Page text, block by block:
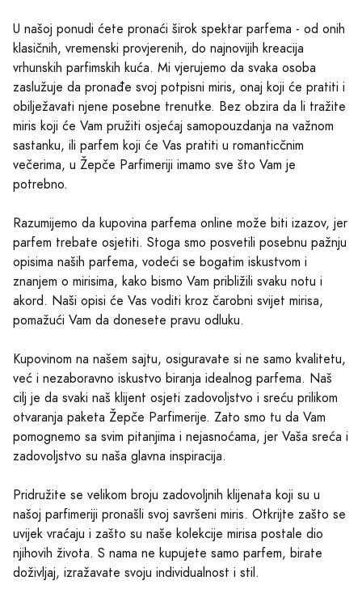
U našoj ponudi ćete pronaći širok spektar parfema - od onih
klasičnih, vremenski provjerenih, do najnovijih kreacija
vrhunskih parfimskih kuća. Mi vjerujemo da svaka osoba
zaslužuje da pronađe svoj potpisni miris, onaj koji će pratiti i
obilježavati njene posebne trenutke. Bez obzira da li tražite
miris koji će Vam pružiti osjećaj samopouzdanja na važnom
sastanku, ili parfem koji će Vas pratiti u romanticčnim
večerima, u Žepče Parfimeriji imamo sve što Vam je
potrebno.
Razumijemo da kupovina parfema online može biti izazov, jer
parfem trebate osjetiti. Stoga smo posvetili posebnu pažnju
opisima naših parfema, vodeći se bogatim iskustvom i
znanjem o mirisima, kako bismo Vam približili svaku notu i
akord. Naši opisi će Vas voditi kroz čarobni svijet mirisa,
pomažući Vam da donesete pravu odluku.
Kupovinom na našem sajtu, osiguravate si ne samo kvalitetu,
već i nezaboravno iskustvo biranja idealnog parfema. Naš
cilj je da svaki naš klijent osjeti zadovoljstvo i sreću prilikom
otvaranja paketa Žepče Parfimerije. Zato smo tu da Vam
pomognemo sa svim pitanjima i nejasnoćama, jer Vaša sreća i
zadovoljstvo su naša glavna inspiracija.
Pridružite se velikom broju zadovoljnih klijenata koji su u
našoj parfimeriji pronašli svoj savršeni miris. Otkrijte zašto se
uvijek vraćaju i zašto su naše kolekcije mirisa postale dio
njihovih života. S nama ne kupujete samo parfem, birate
doživljaj, izražavate svoju individualnost i stil.